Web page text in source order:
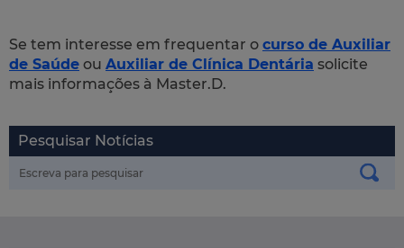
Se tem interesse em frequentar o curso de Auxiliar
de Saúde ou Auxiliar de Clínica Dentária solicite
mais informações à Master.D.
Pesquisar Notícias